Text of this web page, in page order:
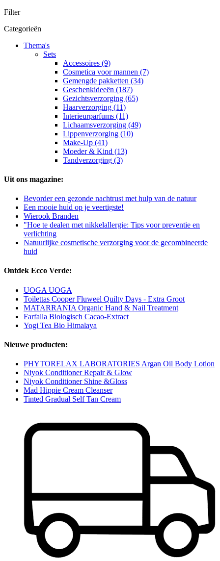
Filter
Categorieën
Thema's
Sets
Accessoires (9)
Cosmetica voor mannen (7)
Gemengde pakketten (34)
Geschenkideeën (187)
Gezichtsverzorging (65)
Haarverzorging (11)
Interieurparfums (11)
Lichaamsverzorging (49)
Lippenverzorging (10)
Make-Up (41)
Moeder & Kind (13)
Tandverzorging (3)
Uit ons magazine:
Bevorder een gezonde nachtrust met hulp van de natuur
Een mooie huid op je veertigste!
Wierook Branden
"Hoe te dealen met nikkelallergie: Tips voor preventie en
verlichting
Natuurlijke cosmetische verzorging voor de gecombineerde
huid
Ontdek Ecco Verde:
UOGA UOGA
Toilettas Cooper Fluweel Quilty Days - Extra Groot
MATARRANIA Organic Hand & Nail Treatment
Farfalla Biologisch Cacao-Extract
Yogi Tea Bio Himalaya
Nieuwe producten:
PHYTORELAX LABORATORIES Argan Oil Body Lotion
Niyok Conditioner Repair & Glow
Niyok Conditioner Shine &Gloss
Mad Hippie Cream Cleanser
Tinted Gradual Self Tan Cream